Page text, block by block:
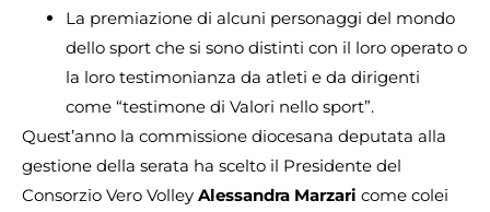
La premiazione di alcuni personaggi del mondo
dello sport che si sono distinti con il loro operato o
la loro testimonianza da atleti e da dirigenti
come “testimone di Valori nello sport”.
Quest’anno la commissione diocesana deputata alla
gestione della serata ha scelto il Presidente del
Consorzio Vero Volley Alessandra Marzari come colei